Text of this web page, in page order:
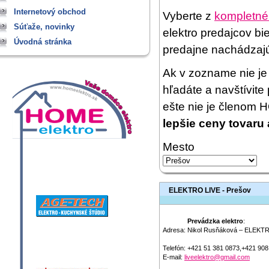
Internetový obchod
Súťaže, novinky
Úvodná stránka
Vyberte z
elektro predajcov
predajne
Ak v zozname nie
hľadáte a navštívite
ešte nie je členom
lepšie ceny
Mesto
ELEKTRO LIVE - Prešov
Adresa:
Prevádzka elektro:
Nikol Rusňáková –
Telefón: +421 51 381 0873,+421
E-mail: liveelektro@gmail.com